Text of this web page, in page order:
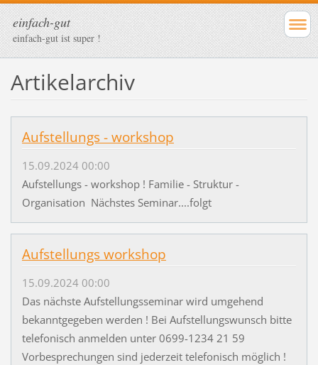
einfach-gut
einfach-gut ist super !
Artikelarchiv
Aufstellungs - workshop
15.09.2024 00:00
Aufstellungs - workshop ! Familie - Struktur -
Organisation Nächstes Seminar....folgt
Aufstellungs workshop
15.09.2024 00:00
Das nächste Aufstellungsseminar wird umgehend
bekanntgegeben werden ! Bei Aufstellungswunsch bitte
telefonisch anmelden unter 0699-1234 21 59
Vorbesprechungen sind jederzeit telefonisch möglich !